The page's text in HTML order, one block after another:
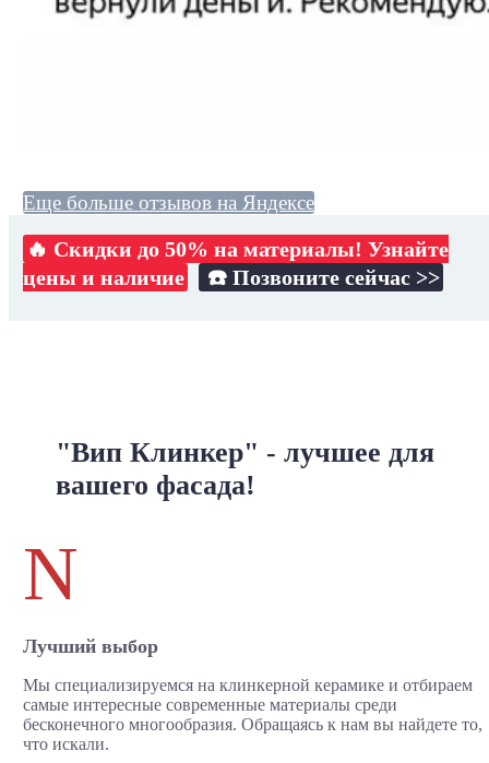
Еще больше отзывов на Яндексе
🔥 Скидки до 50% на материалы! Узнайте
цены и наличие
☎️ Позвоните сейчас >>
"Вип Клинкер" - лучшее для
вашего фасада!
N
Лучший выбор
Мы специализируемся на клинкерной керамике и отбираем
самые интересные современные материалы среди
бесконечного многообразия. Обращаясь к нам вы найдете то,
что искали.